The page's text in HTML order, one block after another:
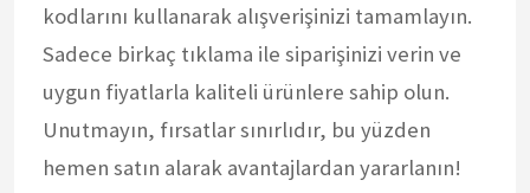
kodlarını kullanarak alışverişinizi tamamlayın.
Sadece birkaç tıklama ile siparişinizi verin ve
uygun fiyatlarla kaliteli ürünlere sahip olun.
Unutmayın, fırsatlar sınırlıdır, bu yüzden
hemen satın alarak avantajlardan yararlanın!